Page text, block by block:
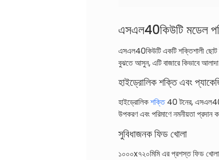
এসএল40কিউটি মডেল
এসএল40কিউটি একটি শক্তিশালী ছোট
বুঝতে আসুন, এটি বাজারে কিভাবে
হাইড্রোলিক শক্তি এবং
হাইড্রোলিকশক্তি40 টনের,
উপকরণ এবং পরিমাণে নমনীয়তা প্রদান
সুবিধাজনক ফিড খোলা
১০০০x৭২০মিমি এর প্রশস্ত ফিড